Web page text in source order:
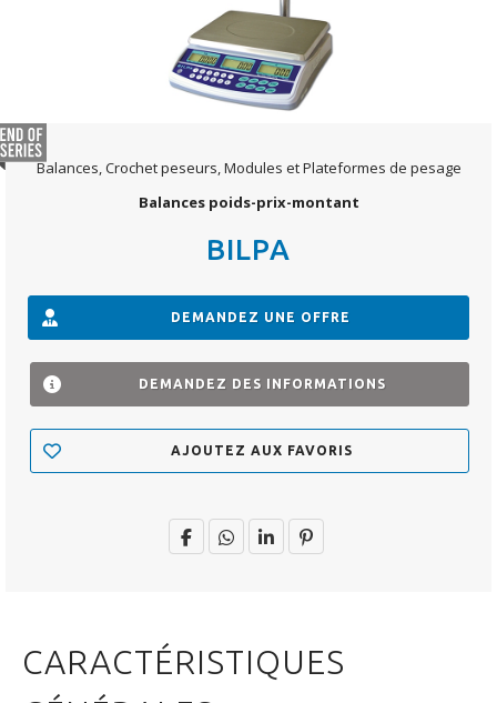
Balances, Crochet peseurs, Modules et Plateformes de pesage
Balances poids-prix-montant
BILPA
DEMANDEZ UNE OFFRE
DEMANDEZ DES INFORMATIONS
AJOUTEZ AUX FAVORIS
CARACTÉRISTIQUES